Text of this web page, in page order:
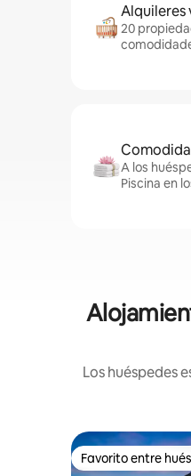
Alquileres
20
A los
Piscina en
Los huéspedes
Favorito entre
Favorito entre